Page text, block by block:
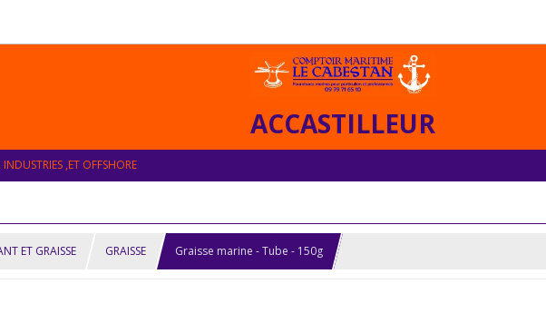
ACCASTILLEUR
,ET OFFSHORE
ET GRAISSE GRAISSE Graisse marine - Tube - 150g